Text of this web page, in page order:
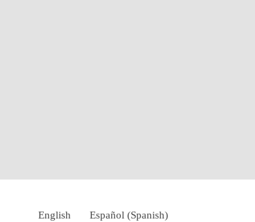
English Español (Spanish)